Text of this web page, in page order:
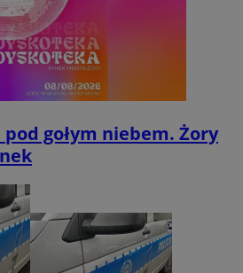
gołym niebem. Żory